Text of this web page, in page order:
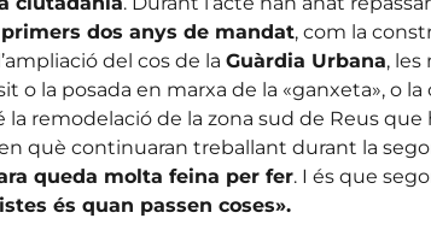
dos anys de mandat, com la
del cos de la Guàrdia Urbana, les
o la posada en marxa de la «ganxeta», o
la remodelació de la zona sud de Reus que
què continuaran treballant durant la
queda molta feina per fer. I és que
és quan passen coses».